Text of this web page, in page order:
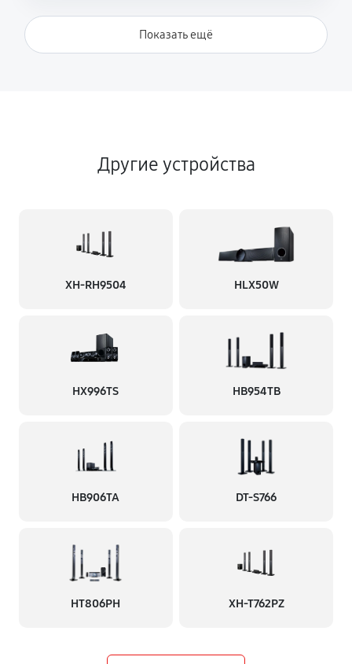
Показать ещё
Другие устройства
XH-RH9504 HLX50W
HX996TS HB954TB
HB906TA DT-S766
HT806PH XH-T762PZ